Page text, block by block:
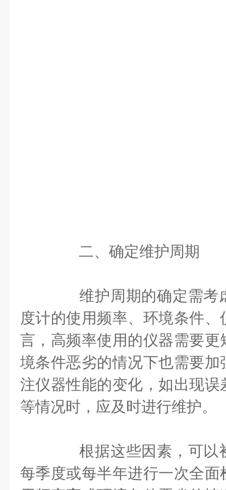
二、确定维护周期
维护周期的确定需考
度计的使用频率、环境条件
言，高频率使用的仪器需要
境条件恶劣的情况下也需要
注仪器性能的变化，如出现
等情况时，应及时进行维护。
根据这些因素，可以
每季度或每半年进行一次全